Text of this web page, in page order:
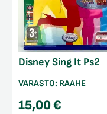
Disney Sing It Ps2
VARASTO: RAAHE
15,00€